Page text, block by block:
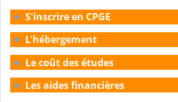
S'inscrire en CPGE
L'hébergement
Le coût des études
Les aides financières